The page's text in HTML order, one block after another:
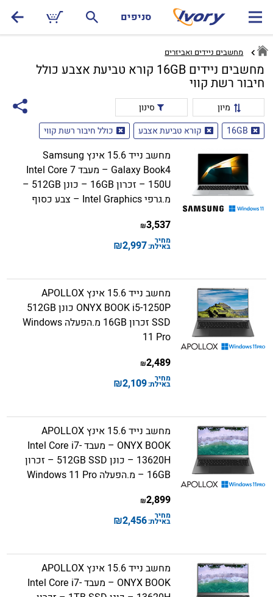
סניפים
מחשבים ניידים ואביזרים
מחשבים ניידים 16GB קורא טביעת אצבע כולל
חיבור רשת קווי
מיון
סינון
16GB
קורא טביעת אצבע כולל חיבור רשת קווי
מחשב נייד 15.6 אינץ Samsung
Galaxy Book4 – מעבד Intel Core 7
150U – זכרון 16GB – כונן 512GB –
מ.גרפי Intel Graphics – צבע כסוף
3,537
₪
מחיר
באילת:2,997
₪
מחשב נייד 15.6 אינץ APOLLOX
ONYX BOOK i5-1250P כונן 512GB
SSD זכרון 16GB מ.הפעלה Windows
11 Pro
2,489
₪
מחיר
באילת:2,109
₪
מחשב נייד 15.6 אינץ APOLLOX
ONYX BOOK – מעבד Intel Core i7-
13620H – כונן 512GB SSD – זכרון
16GB – מ.הפעלה Windows 11 Pro
2,899
₪
מחיר
באילת:2,456
₪
מחשב נייד 15.6 אינץ APOLLOX
ONYX BOOK – מעבד Intel Core i7-